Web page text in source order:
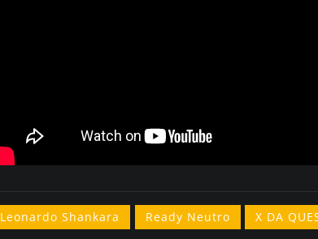
Leonardo Shankara Ready Neutro X DA